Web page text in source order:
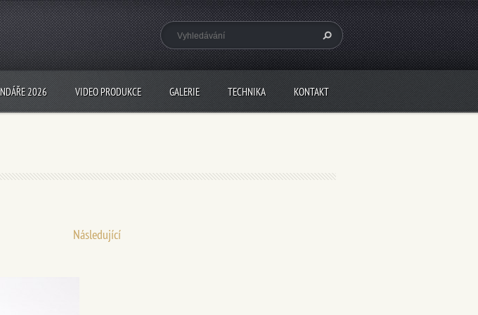
2026 VIDEO PRODUKCE GALERIE TECHNIKA KONTAKT
Následující